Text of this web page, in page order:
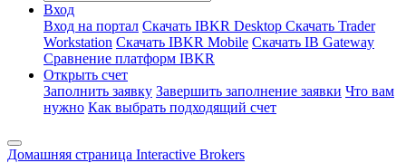
Вход
Вход на портал Скачать IBKR Desktop Скачать Trader
Workstation Скачать IBKR Mobile Скачать IB Gateway
Сравнение платформ IBKR
Открыть счет
Заполнить заявку Завершить заполнение заявки Что вам
нужно Как выбрать подходящий счет
Домашняя страница Interactive Brokers